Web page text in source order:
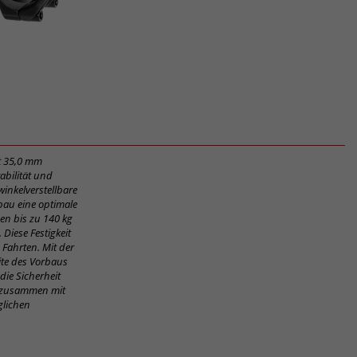
35,0 mm
und
eine optimale
bis zu 140 kg
Festigkeit
Mit der
des Vorbaus
Sicherheit
mit